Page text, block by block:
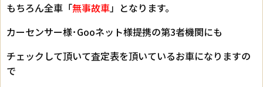
もちろん全車「無事故車」となります。
カーセンサー様･Gooネット様提携の第3者機関にも
チェックして頂いて査定表を頂いているお車になりますの
で